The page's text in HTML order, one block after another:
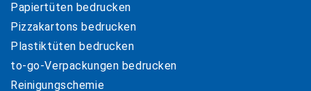
Papiertüten bedrucken
Pizzakartons bedrucken
Plastiktüten bedrucken
to-go-Verpackungen bedrucken
Reinigungschemie